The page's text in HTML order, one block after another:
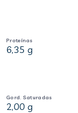
Proteínas
6,35 g
Gord. Saturadas
2,00 g